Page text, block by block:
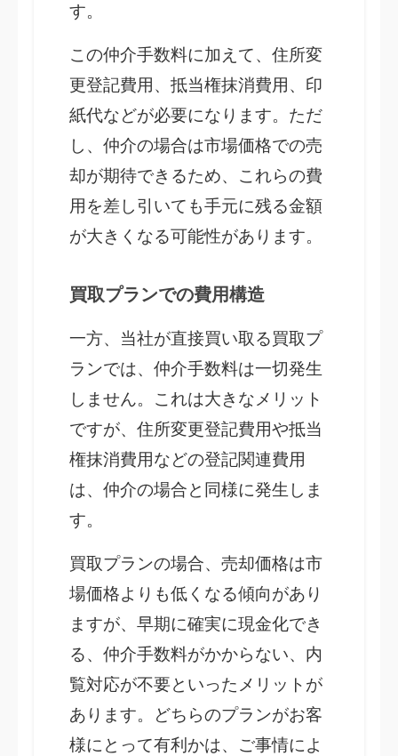
す。
この仲介手数料に加えて、住所変
更登記費用、抵当権抹消費用、印
紙代などが必要になります。ただ
し、仲介の場合は市場価格での売
却が期待できるため、これらの費
用を差し引いても手元に残る金額
が大きくなる可能性があります。
買取プランでの費用構造
一方、当社が直接買い取る買取プ
ランでは、仲介手数料は一切発生
しません。これは大きなメリット
ですが、住所変更登記費用や抵当
権抹消費用などの登記関連費用
は、仲介の場合と同様に発生しま
す。
買取プランの場合、売却価格は市
場価格よりも低くなる傾向があり
ますが、早期に確実に現金化でき
る、仲介手数料がかからない、内
覧対応が不要といったメリットが
あります。どちらのプランがお客
様にとって有利かは、ご事情によ